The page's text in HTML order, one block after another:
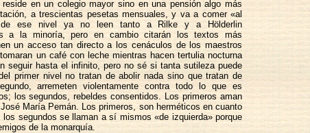
en un colegio mayor sino en una pensión algo más
a trescientas pesetas mensuales, y va a comer «al
de ese nivel ya no leen tanto a Rilke y a Hölderlin
a la minoría, pero en cambio citarán los textos más
un acceso tan directo a los cenáculos de los maestros
un café con leche mientras hacen tertulia nocturna
seguir hasta el infinito, pero no sé si tanta sutileza puede
primer nivel no tratan de abolir nada sino que tratan de
arremeten violentamente contra todo lo que es
los segundos, rebeldes consentidos. Los primeros aman
María Pemán. Los primeros, son herméticos en cuanto
segundos se llaman a sí mismos «de izquierda» porque
de la monarquía.